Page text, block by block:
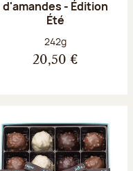
d'amandes - Édition
Été
Poids net :
242g
20,50 €